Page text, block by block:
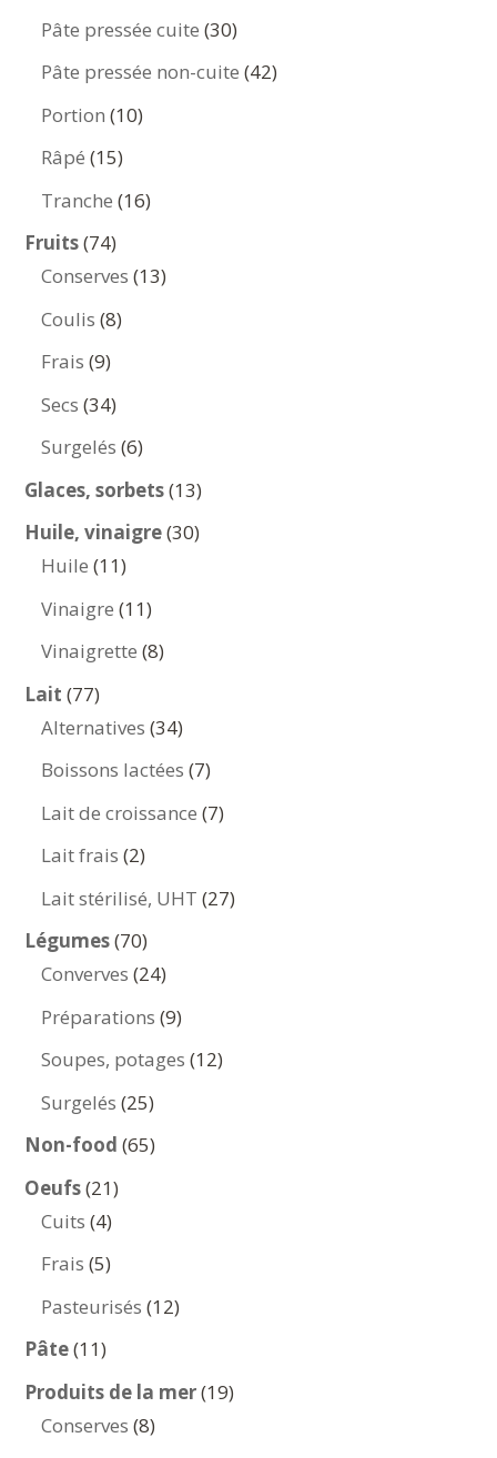
produits
Pâte pressée cuite 3030
produits
Pâte pressée non-cuite 4242
Portion 1010
Râpé 1515
produits
Tranche 1616
Fruits 7474
produits
Conserves 1313
Coulis 88
Frais 99
produits
Secs 3434
produits
Surgelés 66
produits
Glaces, sorbets 1313
produits
Huile, vinaigre 3030
Huile 1111
produits
Vinaigre 1111
produits
Vinaigrette 88
Lait 7777
produits
Alternatives 3434
produits
Boissons lactées 77
produits
Lait de croissance 77
Lait frais 22
produits
Lait stérilisé, UHT 2727
Légumes 7070
produits
Converves 2424
produits
Préparations 99
produits
Soupes, potages 1212
Surgelés 2525
produits
Non-food 6565
Oeufs 2121
Cuits 44
produits
Frais 55
produits
Pasteurisés 1212
Pâte 1111
produits
Produits de la mer 1919
Conserves 88